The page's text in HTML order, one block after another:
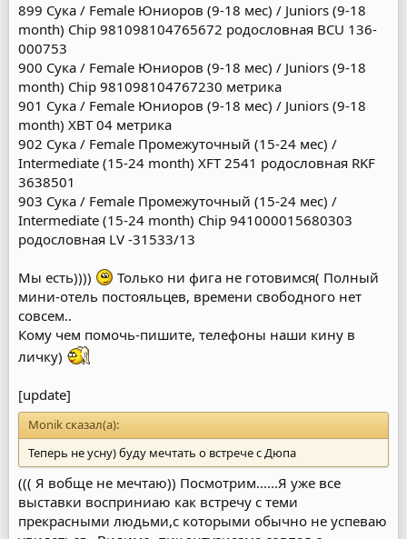
899 Сука / Female Юниоров (9-18 мес) / Juniors (9-18
month) Chip 981098104765672 родословная BCU 136-
000753
900 Сука / Female Юниоров (9-18 мес) / Juniors (9-18
month) Chip 981098104767230 метрика
901 Сука / Female Юниоров (9-18 мес) / Juniors (9-18
month) ХВТ 04 метрика
902 Сука / Female Промежуточный (15-24 мес) /
Intermediate (15-24 month) XFT 2541 родословная RKF
3638501
903 Сука / Female Промежуточный (15-24 мес) /
Intermediate (15-24 month) Chip 941000015680303
родословная LV -31533/13
Мы есть))))
Только ни фига не готовимся( Полный
мини-отель постояльцев, времени свободного нет
совсем..
Кому чем помочь-пишите, телефоны наши кину в
личку)
[update]
Monik сказал(а):
Теперь не усну) буду мечтать о встрече с Дюпа
((( Я вобще не мечтаю)) Посмотрим......Я уже все
выставки восприниаю как встречу с теми
прекрасными людьми,с которыми обычно не успеваю